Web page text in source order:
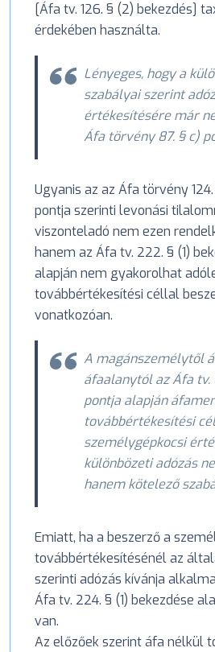
[Áfa tv. 126. § (2) bekezdés]
érdekében használta.
Lényeges, hogy a
szabályai szerint
értékesítésére már
Áfa törvény 87. § c)
Ugyanis az az Áfa törvény
pontja szerinti levonási
viszonteladó nem ezen
hanem az Áfa tv. 222. § (1)
alapján nem gyakorolhat
továbbértékesítési céllal
vonatkozóan.
A magánszemélytől
áfaalanytól az Áfa tv.
pontja alapján
továbbértékesítési
személygépkocsi
különbözeti adózás
hanem kötelező
Emiatt, ha a beszerző a
továbbértékesítésénél az
szerinti adózás kívánja
Áfa tv. 224. § (1) bekezdése
van.
Az előzőek szerint áfa nélkül